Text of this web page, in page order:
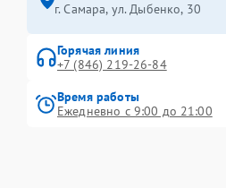
г. Самара, ул. Дыбенко, 30
Горячая линия
+7 (846) 219-26-84
Время работы
Ежедневно с 9:00 до 21:00